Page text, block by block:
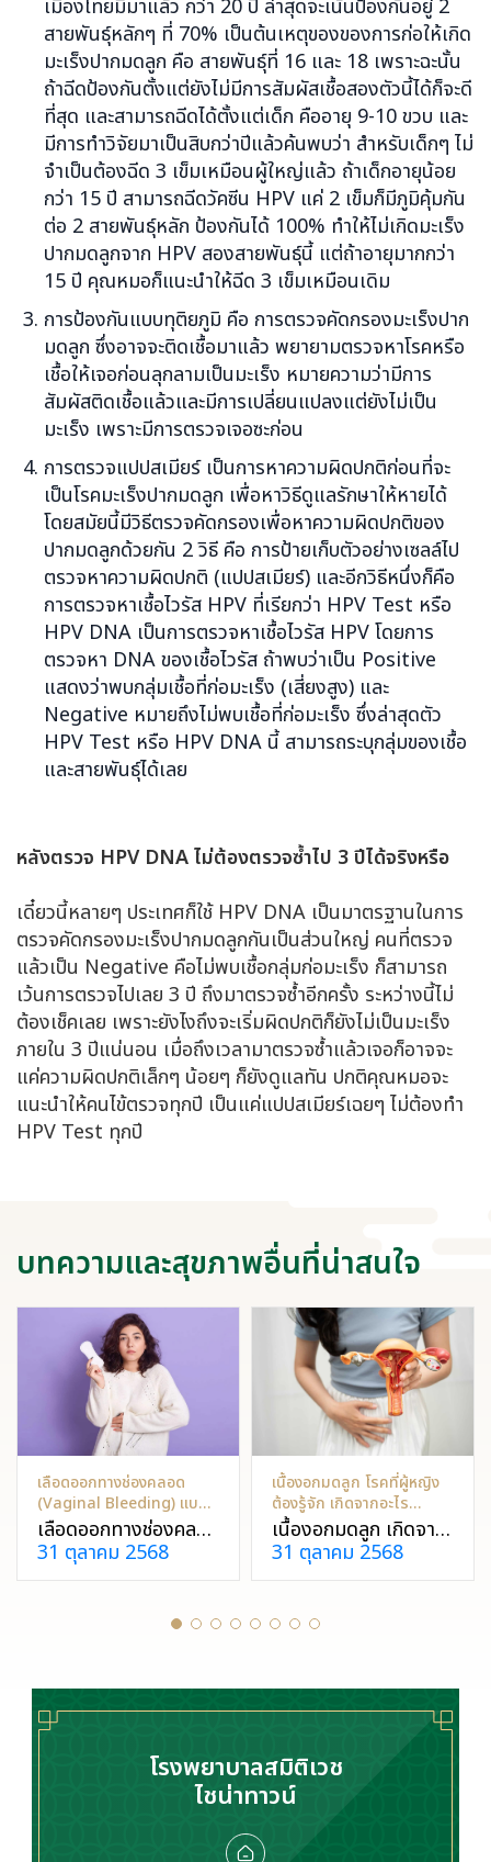
เมืองไทยมีมาแล้ว กว่า 20 ปี ล่าสุดจะเน้นป้องกันอยู่ 2
สายพันธุ์หลักๆ ที่ 70% เป็นต้นเหตุของของการก่อให้เกิด
มะเร็งปากมดลูก คือ สายพันธุ์ที่ 16 และ 18 เพราะฉะนั้น
ถ้าฉีดป้องกันตั้งแต่ยังไม่มีการสัมผัสเชื้อสองตัวนี้ได้ก็จะดี
ที่สุด และสามารถฉีดได้ตั้งแต่เด็ก คืออายุ 9-10 ขวบ และ
มีการทำวิจัยมาเป็นสิบกว่าปีแล้วค้นพบว่า สำหรับเด็กๆ ไม่
จำเป็นต้องฉีด 3 เข็มเหมือนผู้ใหญ่แล้ว ถ้าเด็กอายุน้อย
กว่า 15 ปี สามารถฉีดวัคซีน HPV แค่ 2 เข็มก็มีภูมิคุ้มกัน
ต่อ 2 สายพันธุ์หลัก ป้องกันได้ 100% ทำให้ไม่เกิดมะเร็ง
ปากมดลูกจาก HPV สองสายพันธุ์นี้ แต่ถ้าอายุมากกว่า
15 ปี คุณหมอก็แนะนำให้ฉีด 3 เข็มเหมือนเดิม
การป้องกันแบบทุติยภูมิ คือ การตรวจคัดกรองมะเร็งปาก
มดลูก ซึ่งอาจจะติดเชื้อมาแล้ว พยายามตรวจหาโรคหรือ
เชื้อให้เจอก่อนลุกลามเป็นมะเร็ง หมายความว่ามีการ
สัมผัสติดเชื้อแล้วและมีการเปลี่ยนแปลงแต่ยังไม่เป็น
มะเร็ง เพราะมีการตรวจเจอซะก่อน
การตรวจแปปสเมียร์ เป็นการหาความผิดปกติก่อนที่จะ
เป็นโรคมะเร็งปากมดลูก เพื่อหาวิธีดูแลรักษาให้หายได้
โดยสมัยนี้มีวิธีตรวจคัดกรองเพื่อหาความผิดปกติของ
ปากมดลูกด้วยกัน 2 วิธี คือ การป้ายเก็บตัวอย่างเซลล์ไป
ตรวจหาความผิดปกติ (แปปสเมียร์) และอีกวิธีหนึ่งก็คือ
การตรวจหาเชื้อไวรัส HPV ที่เรียกว่า HPV Test หรือ
HPV DNA เป็นการตรวจหาเชื้อไวรัส HPV โดยการ
ตรวจหา DNA ของเชื้อไวรัส ถ้าพบว่าเป็น Positive
แสดงว่าพบกลุ่มเชื้อที่ก่อมะเร็ง (เสี่ยงสูง) และ
Negative หมายถึงไม่พบเชื้อที่ก่อมะเร็ง ซึ่งล่าสุดตัว
HPV Test หรือ HPV DNA นี้ สามารถระบุกลุ่มของเชื้อ
และสายพันธุ์ได้เลย
หลังตรวจ HPV DNAไม่ต้องตรวจซ้ำไป 3ปีได้จริงหรือ
เดี๋ยวนี้หลายๆ ประเทศก็ใช้ HPV DNA เป็นมาตรฐานในการ
ตรวจคัดกรองมะเร็งปากมดลูกกันเป็นส่วนใหญ่ คนที่ตรวจ
แล้วเป็น Negative คือไม่พบเชื้อกลุ่มก่อมะเร็ง ก็สามารถ
เว้นการตรวจไปเลย 3 ปี ถึงมาตรวจซ้ำอีกครั้ง ระหว่างนี้ไม่
ต้องเช็คเลย เพราะยังไงถึงจะเริ่มผิดปกติก็ยังไม่เป็นมะเร็ง
ภายใน 3 ปีแน่นอน เมื่อถึงเวลามาตรวจซ้ำแล้วเจอก็อาจจะ
แค่ความผิดปกติเล็กๆ น้อยๆ ก็ยังดูแลทัน ปกติคุณหมอจะ
แนะนำให้คนไข้ตรวจทุกปี เป็นแค่แปปสเมียร์เฉยๆ ไม่ต้องทำ
HPV Test ทุกปี
บทความและสุขภาพอื่นที่น่าสนใจ
เลือดออกทางช่องคลอด
(Vaginal Bleeding) แบบ
ไหนผิดปกติ?
เลือดออกทางช่องคลอด
เป็นอาการที่ผู้หญิง
หลายคนอาจเคยเจอ
และจะไม่อันตรายเสมอ
ไป แต่หากมีเลือดออก
แพทย์เพื่อหาสาเหตุและ
แนวทางรักษา
31 ตุลาคม 2568
เนื้องอกมดลูก โรคที่ผู้หญิง
ต้องรู้จัก เกิดจากอะไร
ป้องกันได้ไหม?
เนื้องอกมดลูก เกิดจาก
เซลล์กล้ามเนื้อมดลูก
เจริญเติบโตผิดปกติ
ทำให้ประจำเดือนมามาก
ผิดปกติ ปวดท้องน้อย
เจอก้อนที่ท้อง ควร
ปรึกษาแพทย์
31 ตุลาคม 2568
โรงพยาบาลสมิติเวช
ไชน่าทาวน์